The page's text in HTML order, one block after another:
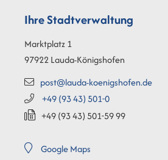
Ihre Stadtverwaltung
Marktplatz 1
97922Lauda-Königshofen
post@lauda-koenigshofen.de
+49 (9343) 501-0
+49 (9343) 501-5999
Google Maps